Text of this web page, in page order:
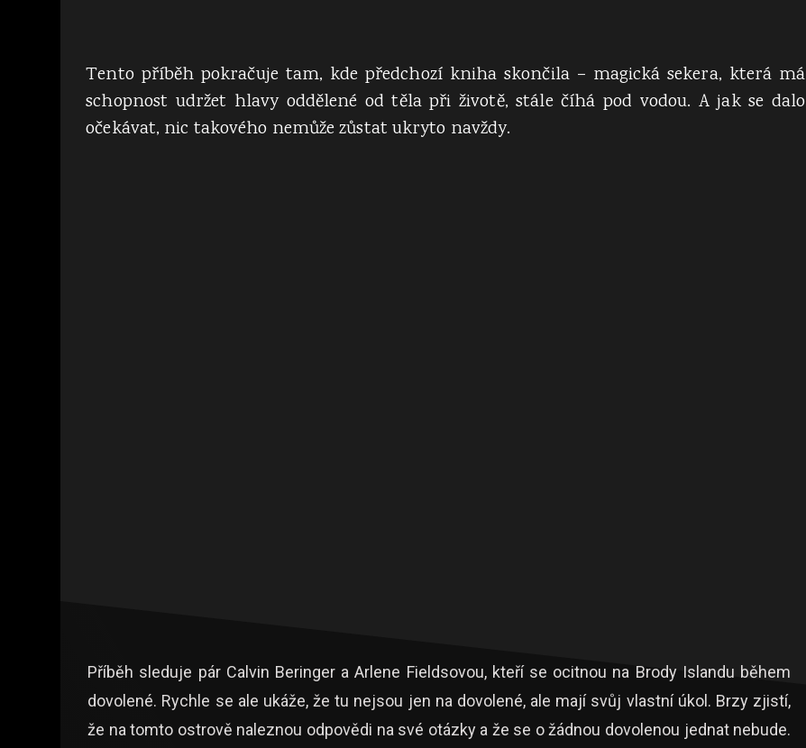
Tento příběh pokračuje tam, kde předchozí kniha skončila – magická sekera, která má
schopnost udržet hlavy oddělené od těla při životě, stále číhá pod vodou. A jak se dalo
očekávat, nic takového nemůže zůstat ukryto navždy.
Příběh sleduje pár Calvin Beringer a Arlene Fieldsovou, kteří se ocitnou na Brody Islandu během
dovolené. Rychle se ale ukáže, že tu nejsou jen na dovolené, ale mají svůj vlastní úkol. Brzy zjistí,
že na tomto ostrově naleznou odpovědi na své otázky a že se o žádnou dovolenou jednat nebude.